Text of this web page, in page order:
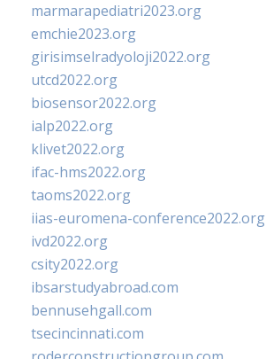
marmarapediatri2023.org
emchie2023.org
girisimselradyoloji2022.org
utcd2022.org
biosensor2022.org
ialp2022.org
klivet2022.org
ifac-hms2022.org
taoms2022.org
iias-euromena-conference2022.org
ivd2022.org
csity2022.org
ibsarstudyabroad.com
bennusehgall.com
tsecincinnati.com